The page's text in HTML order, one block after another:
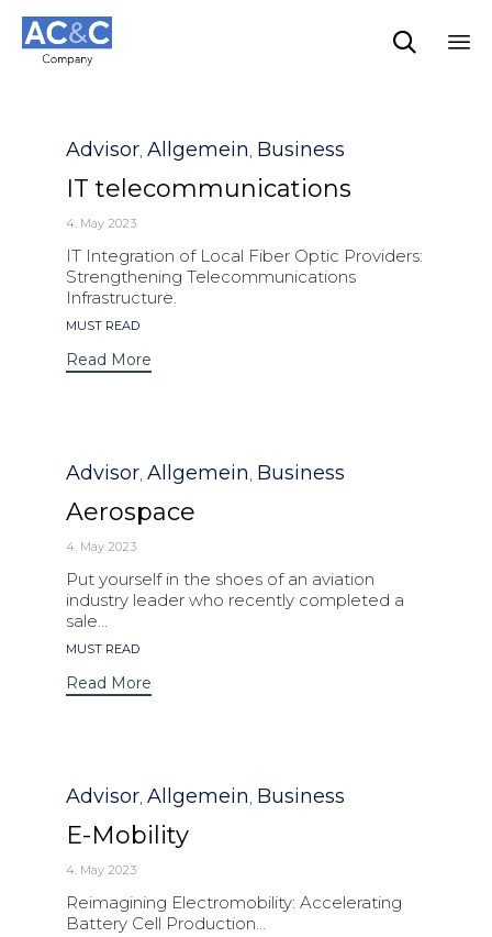

Category
Advisor, Allgemein, Business
IT telecommunications
4. May 2023
IT Integration of Local Fiber Optic Providers:
Strengthening Telecommunications
Infrastructure.
Tags
MUST READ
Read More
Category
Advisor, Allgemein, Business
Aerospace
4. May 2023
Put yourself in the shoes of an aviation
industry leader who recently completed a
sale...
Tags
MUST READ
Read More
Category
Advisor, Allgemein, Business
E-Mobility
4. May 2023
Reimagining Electromobility: Accelerating
Battery Cell Production...